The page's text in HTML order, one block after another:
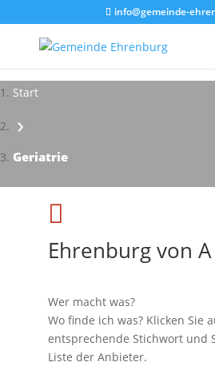
info@gemeinde-
Start
›
Geriatrie

Ehrenburg von A
Wer macht was?
Wo finde ich was? Klicken Sie
entsprechende Stichwort und
Liste der Anbieter.